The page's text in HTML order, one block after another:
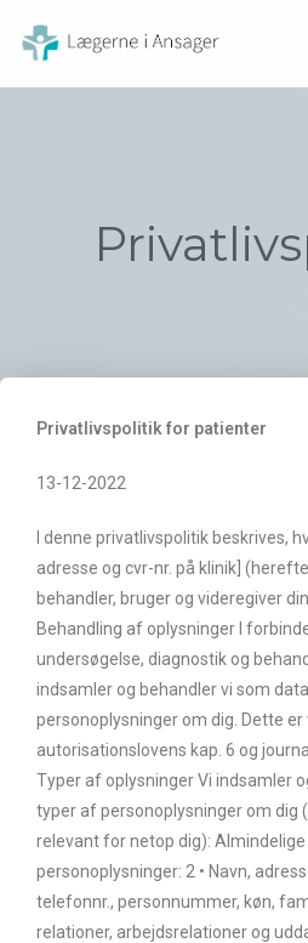
Privatlivspolitik for patienter
13-12-2022
I denne privatlivspolitik beskrives,
adresse og cvr-nr. på klinik] (herefter
behandler, bruger og videregiver
Behandling af oplysninger I
undersøgelse, diagnostik og
indsamler og behandler vi som
personoplysninger om dig. Dette
autorisationslovens kap. 6 og
Typer af oplysninger Vi indsamler
typer af personoplysninger om dig
relevant for netop dig):
personoplysninger: 2 • Navn,
telefonnr., personnummer, køn,
relationer, arbejdsrelationer og